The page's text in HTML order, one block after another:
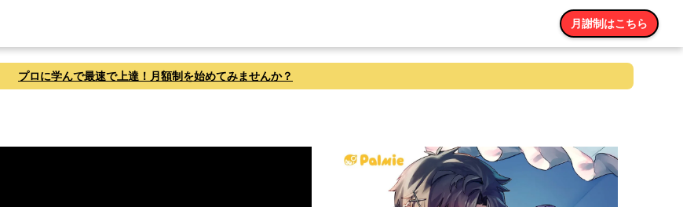
月謝制はこちら
プロに学んで最速で上達！月額制を始めてみませんか？